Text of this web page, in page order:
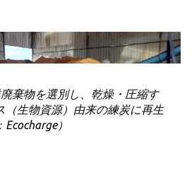
棄物を選別し、乾燥・圧縮す
（生物資源）由来の練炭に再生
）